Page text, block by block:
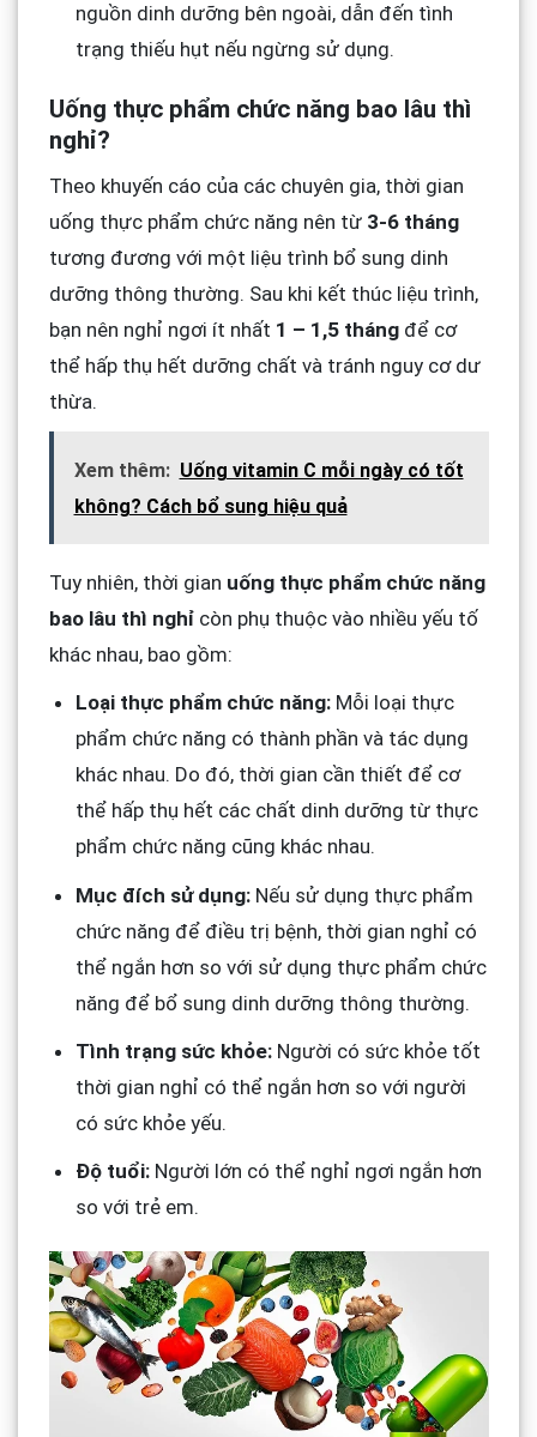
nguồn dinh dưỡng bên ngoài, dẫn đến tình
trạng thiếu hụt nếu ngừng sử dụng.
Uống thực phẩm chức năng bao lâu thì
nghỉ?
Theo khuyến cáo của các chuyên gia, thời gian
uống thực phẩm chức năng nên từ3-6 tháng
tương đương với một liệu trình bổ sung dinh
dưỡng thông thường. Sau khi kết thúc liệu trình,
bạn nên nghỉ ngơi ít nhất 1 – 1,5 thángđể cơ
thể hấp thụ hết dưỡng chất và tránh nguy cơ dư
thừa.
Xem thêm: Uống vitamin C mỗi ngày có tốt
không? Cách bổ sung hiệu quả
Tuy nhiên, thời gian uống thực phẩm chức năng
bao lâu thì nghỉcòn phụ thuộc vào nhiều yếu tố
khác nhau, bao gồm:
Loại thực phẩm chức năng:Mỗi loại thực
phẩm chức năng có thành phần và tác dụng
khác nhau. Do đó, thời gian cần thiết để cơ
thể hấp thụ hết các chất dinh dưỡng từ thực
phẩm chức năng cũng khác nhau.
Mục đích sử dụng:Nếu sử dụng thực phẩm
chức năng để điều trị bệnh, thời gian nghỉ có
thể ngắn hơn so với sử dụng thực phẩm chức
năng để bổ sung dinh dưỡng thông thường.
Tình trạng sức khỏe:Người có sức khỏe tốt
thời gian nghỉ có thể ngắn hơn so với người
có sức khỏe yếu.
Độ tuổi:Người lớn có thể nghỉ ngơi ngắn hơn
so với trẻ em.